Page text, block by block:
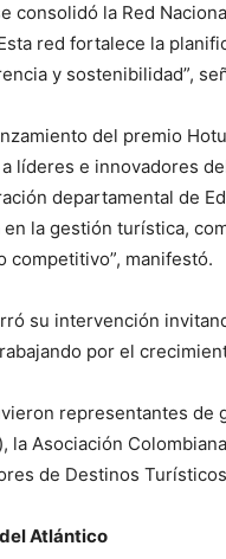
consolidó la Red
red fortalece la
y sostenibilidad”,
del premio
líderes e innovadores
departamental de
la gestión turística,
competitivo”, manifestó.
su intervención
por el
representantes de
la Asociación
de Destinos
Atlántico